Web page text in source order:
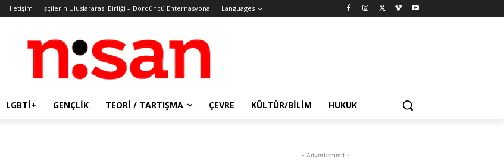
İletişim İşçilerin Uluslararası Birliği – Dördüncü Enternasyonal Languages
LGBTİ+ GENÇLIK TEORI / TARTIŞMA ÇEVRE KÜLTÜR/BILIM HUKUK
- Advertisment -